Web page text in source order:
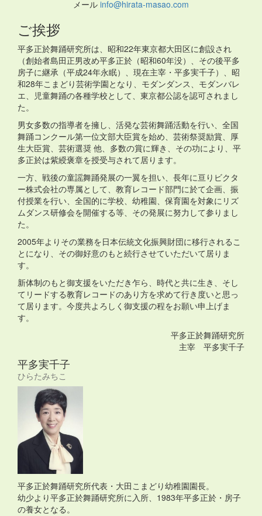
メール info@hirata-masao.com
ご挨拶
平多正於舞踊研究所は、昭和22年東京都大田区に創設され
（創始者島田正男改め平多正於（昭和60年没）、その後平多
房子に継承（平成24年永眠）、現在主宰・平多実千子）、昭
和28年こまどり芸術学園となり、モダンダンス、モダンバレ
エ、児童舞踊の各種学校として、東京都公認を認可されまし
た。
男女多数の指導者を擁し、活発な芸術舞踊活動を行い、全国
舞踊コンクール第一位文部大臣賞を始め、芸術祭奨励賞、厚
生大臣賞、芸術選奨 他、多数の賞に輝き、その功により、平
多正於は紫綬褒章を授受与されて居ります。
一方、戦後の童謡舞踊発展の一翼を担い、長年に亘りビクタ
ー株式会社の専属として、教育レコード部門に於て企画、振
付授業を行い、全国的に学校、幼稚園、保育園を対象にリズ
ムダンス研修会を開催する等、その発展に努力して参りまし
た。
2005年よりその業務を日本伝統文化振興財団に移行されるこ
とになり、その御好意のもと続行させていただいて居りま
す。
新体制のもと御支援をいただき乍ら、時代と共に生き、そし
てリードする教育レコードのあり方を求めて行き度いと思っ
て居ります。今度共よろしく御支援の程をお願い申上げま
す。
平多正於舞踊研究所
主宰 平多実千子
平多実千子
ひらたみちこ
平多正於舞踊研究所代表・大田こまどり幼稚園園長。
幼少より平多正於舞踊研究所に入所、1983年平多正於・房子
の養女となる。